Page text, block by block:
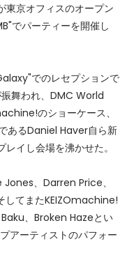
京オフィスのオープン
でパーティーを開催し
でのレセプションで
舞われ、DMC World
のショーケース、
あるDaniel Haver自ら新
イし会場を沸かせた。
、Darren Price、
してまたKEIZOmachine!
、Broken Hazeとい
アーティストのパフォー